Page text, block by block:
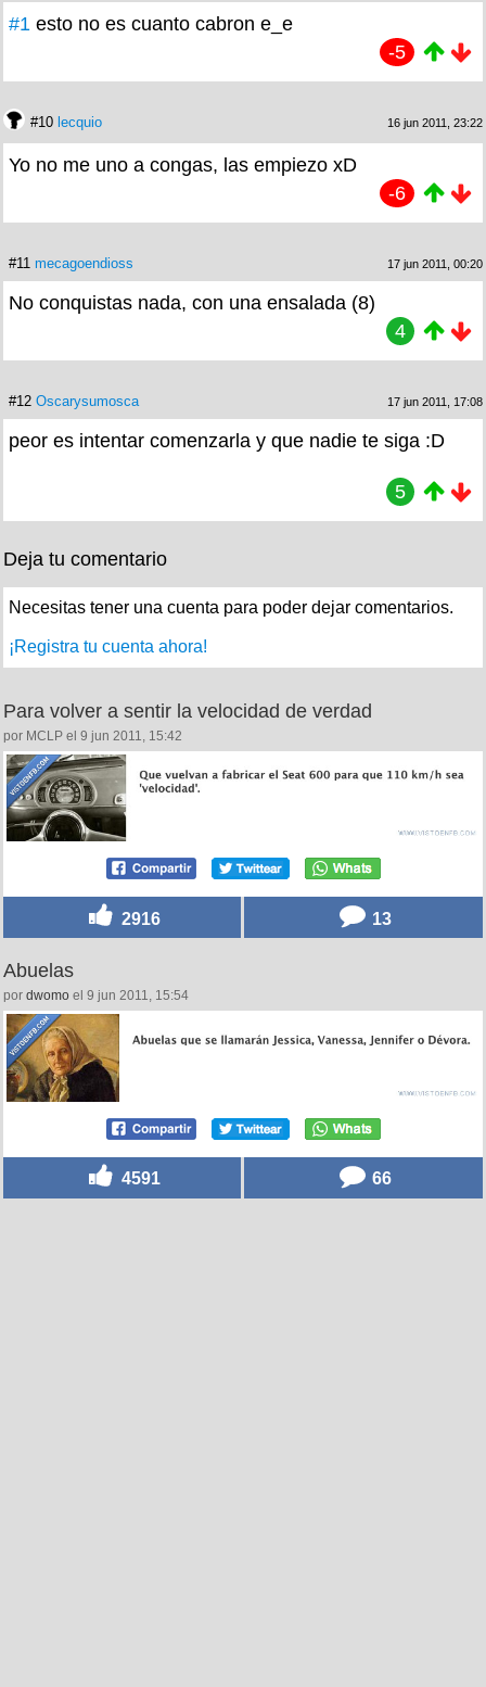
#1 esto no es cuanto cabron e_e
-5
#10 lecquio 16 jun 2011, 23:22
Yo no me uno a congas, las empiezo xD
-6
#11 mecagoendioss 17 jun 2011, 00:20
No conquistas nada, con una ensalada (8)
4
#12 Oscarysumosca 17 jun 2011, 17:08
peor es intentar comenzarla y que nadie te siga :D
5
Deja tu comentario
Necesitas tener una cuenta para poder dejar comentarios.
¡Registra tu cuenta ahora!
Para volver a sentir la velocidad de verdad
por MCLP el 9 jun 2011, 15:42
2916 13
Abuelas
por dwomo el 9 jun 2011, 15:54
4591 66